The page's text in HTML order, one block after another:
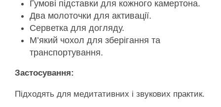
Гумові підставки для кожного камертона.
Два молоточки для активації.
Серветка для догляду.
М’який чохол для зберігання та
транспортування.
Застосування:
Підходять для медитативних і звукових практик.